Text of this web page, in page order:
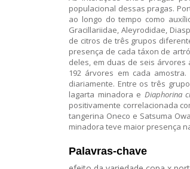
populacional dessas pragas.
ao longo do tempo como
Gracillariidae, Aleyrodidae,
de citros de três grupos
presença de cada táxon de
deles, em duas de seis árvores
192 árvores em cada
diariamente. Entre os três
lagarta minadora e Diaphorina
positivamente correlacionada
tangerina Oneco e Satsuma
minadora teve maior presença
Palavras-chave